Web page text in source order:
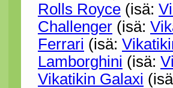
Rolls Royce (isä:
Challenger (isä:
Ferrari (isä:
Lamborghini (isä:
Vikatikin Galaxi